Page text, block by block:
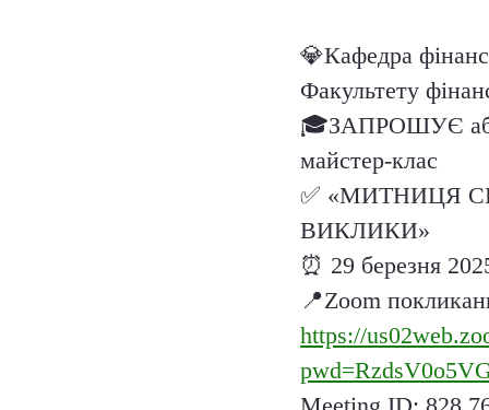
💎Кафедра
Факультету
🎓ЗАПРОШУЄ
майстер-клас
✅ «МИТНИЦЯ
ВИКЛИКИ»
⏰ 29 березня
📍Zoom
https://